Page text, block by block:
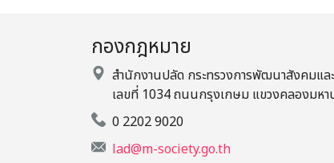
กองกฎหมาย
สำนักงานปลัด กระทรวงการพัฒนาสังคมแ
เลขที่ 1034 ถนนกรุงเกษม แขวงคลองมห
0 2202 9020
lad@m-society.go.th